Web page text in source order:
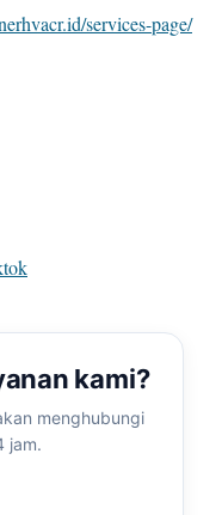
services-page/
kami?
menghubungi
jam.